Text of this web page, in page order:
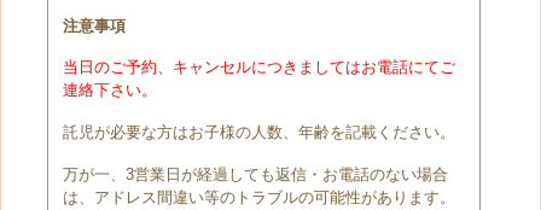
注意事項
当日のご予約、キャンセルにつきましてはお電話にてご
連絡下さい。
託児が必要な方はお子様の人数、年齢を記載ください。
万が一、3営業日が経過しても返信・お電話のない場合
は、アドレス間違い等のトラブルの可能性があります。